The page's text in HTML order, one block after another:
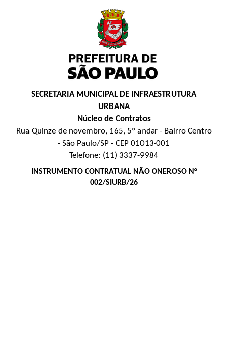
SECRETARIA MUNICIPAL DE INFRAESTRUTURA
URBANA
Núcleo de Contratos
Rua Quinze de novembro, 165, 5º andar - Bairro Centro
- São Paulo/SP - CEP 01013-001
Telefone: (11) 3337-9984
INSTRUMENTO CONTRATUAL NÃO ONEROSO N°
002/SIURB/26